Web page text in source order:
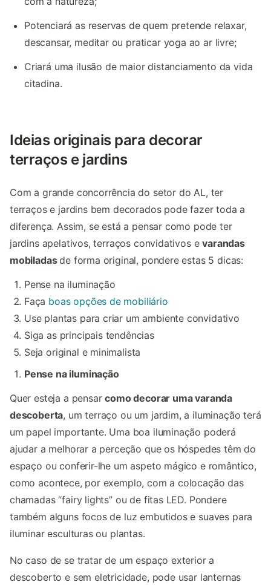
Potenciará as reservas de quem pretende relaxar,
descansar, meditar ou praticar yoga ao ar livre;
Criará uma ilusão de maior distanciamento da vida
citadina.
Ideias originais para decorar
terraços e jardins
Com a grande concorrência do setor do AL, ter
terraços e jardins bem decorados pode fazer toda a
diferença. Assim, se está a pensar como pode ter
jardins apelativos, terraços convidativos evarandas
mobiladasde forma original, pondere estas 5 dicas:
Pense na iluminação
Faça boas opções de mobiliário
Use plantas para criar um ambiente convidativo
Siga as principais tendências
Seja original e minimalista
Pense na iluminação
Quer esteja a pensarcomo decorar uma varanda
descoberta, um terraço ou um jardim, a iluminação terá
um papel importante. Uma boa iluminação poderá
ajudar a melhorar a perceção que os hóspedes têm do
espaço ou conferir-lhe um aspeto mágico e romântico,
como acontece, por exemplo, com a colocação das
chamadas “fairy lights” ou de fitas LED. Pondere
também alguns focos de luz embutidos e suaves para
iluminar esculturas ou plantas.
No caso de se tratar de um espaço exterior a
descoberto e sem eletricidade, pode usar lanternas